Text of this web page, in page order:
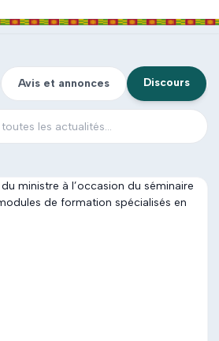
Avis et annonces Discours